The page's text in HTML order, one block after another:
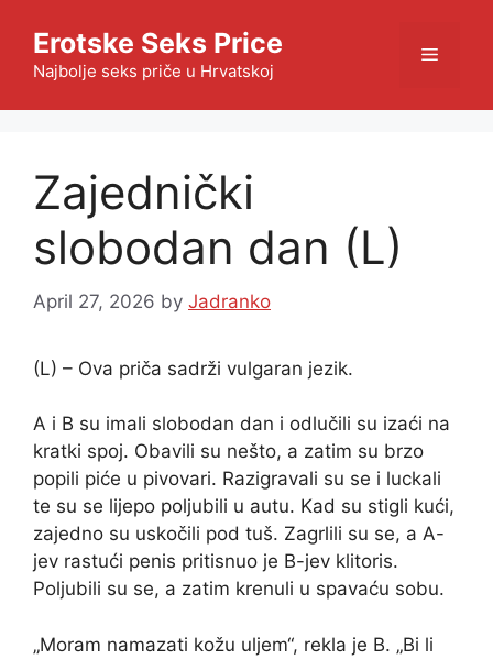
content
Erotske Seks Price
Najbolje seks priče u Hrvatskoj
Menu
Zajednički
slobodan dan (L)
April 27, 2026 by Jadranko
(L) – Ova priča sadrži vulgaran jezik.
A i B su imali slobodan dan i odlučili su izaći na
kratki spoj. Obavili su nešto, a zatim su brzo
popili piće u pivovari. Razigravali su se i luckali
te su se lijepo poljubili u autu. Kad su stigli kući,
zajedno su uskočili pod tuš. Zagrlili su se, a A-
jev rastući penis pritisnuo je B-jev klitoris.
Poljubili su se, a zatim krenuli u spavaću sobu.
„Moram namazati kožu uljem“, rekla je B. „Bi li